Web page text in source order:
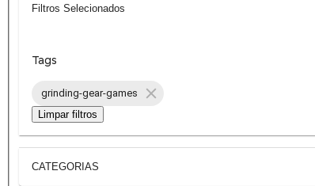
Filtros Selecionados
Tags
grinding-gear-games
Limpar filtros
CATEGORIAS